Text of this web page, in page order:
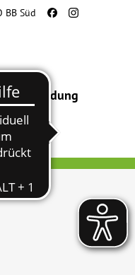
Bildung
BB Süd